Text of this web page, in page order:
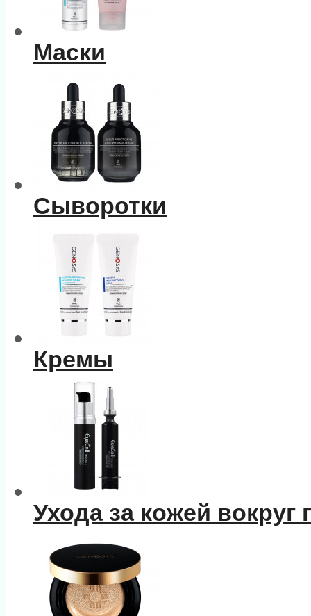
Маски
Сыворотки
Кремы
Ухода за кожей вокруг